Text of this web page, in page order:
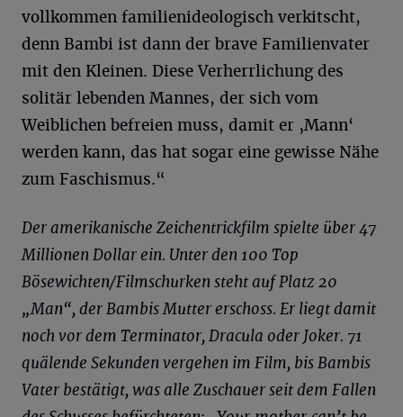
vollkommen familienideologisch verkitscht,
denn Bambi ist dann der brave Familienvater
mit den Kleinen. Diese Verherrlichung des
solitär lebenden Mannes, der sich vom
Weiblichen befreien muss, damit er ‚Mann‘
werden kann, das hat sogar eine gewisse Nähe
zum Faschismus.“
Der amerikanische Zeichentrickfilm spielte über 47
Millionen Dollar ein. Unter den 100 Top
Bösewichten/Filmschurken steht auf Platz 20
„Man“, der Bambis Mutter erschoss. Er liegt damit
noch vor dem Terminator, Dracula oder Joker. 71
quälende Sekunden vergehen im Film, bis Bambis
Vater bestätigt, was alle Zuschauer seit dem Fallen